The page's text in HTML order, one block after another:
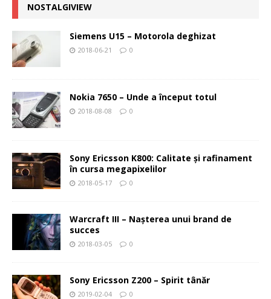
NOSTALGIVIEW
Siemens U15 – Motorola deghizat
2018-06-21 0
Nokia 7650 – Unde a început totul
2018-08-08 0
Sony Ericsson K800: Calitate şi rafinament
în cursa megapixelilor
2018-05-17 0
Warcraft III – Naşterea unui brand de
succes
2018-03-05 0
Sony Ericsson Z200 – Spirit tânăr
2019-02-04 0